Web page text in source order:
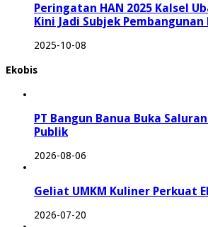
Peringatan HAN 2025 Kalsel
Kini Jadi Subjek Pembangunan
2025-10-08
Ekobis
PT Bangun Banua Buka
Publik
2026-08-06
Geliat UMKM Kuliner Perkuat
2026-07-20